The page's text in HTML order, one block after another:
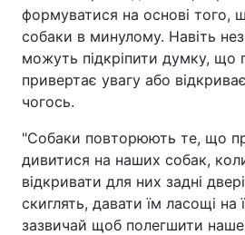
формуватися на основі того,
собаки в минулому. Навіть
можуть підкріпити думку, що
привертає увагу або
чогось.
"Собаки повторюють те, що
дивитися на наших собак,
відкривати для них задні
скиглять, давати їм ласощі на
зазвичай щоб полегшити